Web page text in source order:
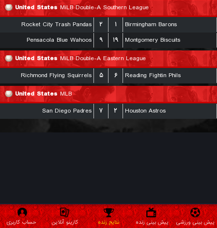
United States MiLB Double-A Southern League
Rocket City Trash Pandas
۲ ۱
Birmingham Barons
Pensacola Blue Wahoos
۹ ۱۹
Montgomery Biscuits
United States MiLB Double-A Eastern League
Richmond Flying Squirrels
۵ ۶
Reading Fightin Phils
United States MLB
San Diego Padres
۷ ۲ Houston Astros
پیش بینی ورزشی پیش بینی زنده نتایج زنده کازینو آنلاین حساب کاربری